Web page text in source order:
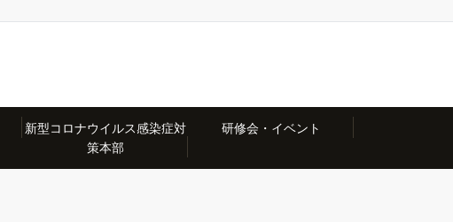
新型コロナウイルス感染症対
策本部
研修会・イベント